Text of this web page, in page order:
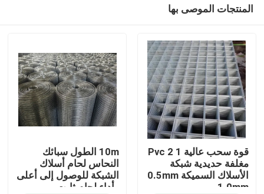
المنتجات الموصى بها
قوة سحب عالية 1 2 Pvc
مغلفة حديدية شبكة
الأسلاك السميكة 0.5mm
️ 1.0mm
10m الطول سبائك
النحاس لحام أسلاك
الشبكة للوصول إلى أعلى
وأداء لحام ثابت